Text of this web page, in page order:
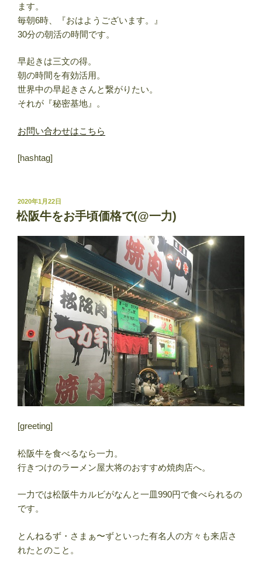
ます。
毎朝6時、『おはようございます。』
30分の朝活の時間です。
早起きは三文の得。
朝の時間を有効活用。
世界中の早起きさんと繋がりたい。
それが『秘密基地』。
お問い合わせはこちら
[hashtag]
投
稿
日:
2020年1月22日
松阪牛をお手頃価格で(@一力)
[greeting]
松阪牛を食べるなら一力。
行きつけのラーメン屋大将のおすすめ焼肉店へ。
一力では松阪牛カルビがなんと一皿990円で食べられるの
です。
とんねるず・さまぁ〜ずといった有名人の方々も来店さ
れたとのこと。